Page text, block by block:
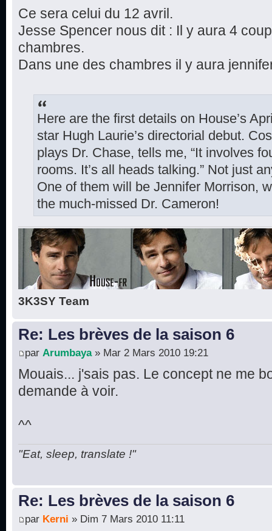
Ce sera celui du 12 avril.
Jesse Spencer nous dit : Il y aura 4
chambres.
Dans une des chambres il y aura
Here are the first details on House’s
star Hugh Laurie’s directorial debut.
plays Dr. Chase, tells me, “It involves
rooms. It’s all heads talking.” Not just
One of them will be Jennifer Morrison,
the much-missed Dr. Cameron!
3K3SY Team
Re: Les brèves de la saison 6
par Arumbaya» Mar 2 Mars 2010 19:21
Mouais... j'sais pas. Le concept ne me
demande à voir.
^^
"Eat, sleep, translate !"
Re: Les brèves de la saison 6
par Kerni » Dim 7 Mars 2010 11:11